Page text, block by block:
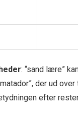
: “sand lære”
der ud
efter